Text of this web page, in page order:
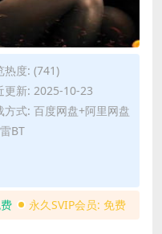
热度: (741)
更新: 2025-10-23
方式: 百度网盘+阿里网盘
BT
永久SVIP会员: 免费